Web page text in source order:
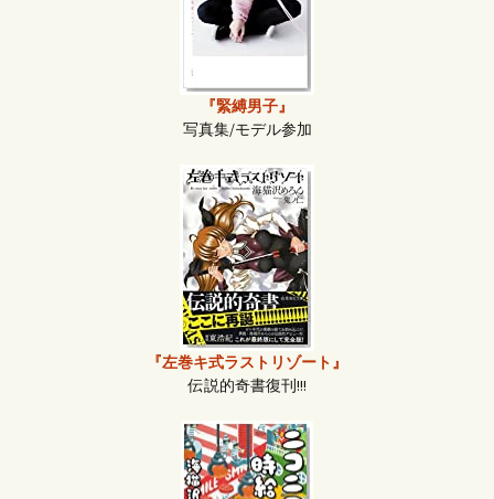
『緊縛男子』
写真集/モデル参加
『左巻キ式ラストリゾート』
伝説的奇書復刊!!!